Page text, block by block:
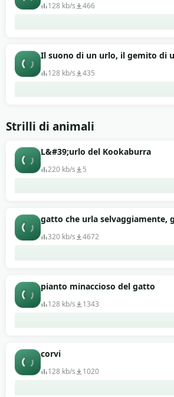
128 kb/s 466
Il suono di un urlo, il gemito di
128 kb/s 435
Strilli di animali
L&#39;urlo del Kookaburra
220 kb/s 5
gatto che urla selvaggiamente,
320 kb/s 4672
pianto minaccioso del gatto
128 kb/s 1343
corvi
128 kb/s 1020